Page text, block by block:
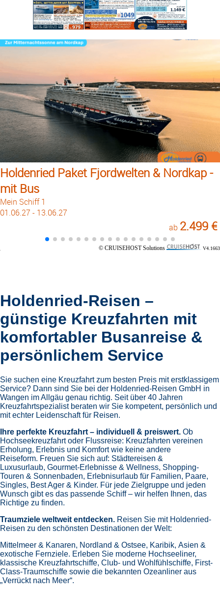
Holdenried Paket Fjordwelten & Nordkap -
mit Bus
Mein Schiff 1
01.06.27 - 13.06.27
ab 2.499 €
© CRUISEHOST Solutions V4.1663
Holdenried-Reisen –
günstige Kreuzfahrten mit
komfortabler Busanreise &
persönlichem Service
Sie suchen eine Kreuzfahrt zum besten Preis mit erstklassigem
Service? Dann sind Sie bei der Holdenried-Reisen GmbH in
Wangen im Allgäu genau richtig. Seit über 40 Jahren
Kreuzfahrtspezialist beraten wir Sie kompetent, persönlich und
mit echter Leidenschaft für Reisen.
Ihre perfekte Kreuzfahrt – individuell & preiswert. Ob
Hochseekreuzfahrt oder Flussreise: Kreuzfahrten vereinen
Erholung, Erlebnis und Komfort wie keine andere
Reiseform. Freuen Sie sich auf: Städtereisen &
Luxusurlaub, Gourmet-Erlebnisse & Wellness, Shopping-
Touren & Sonnenbaden, Erlebnisurlaub für Familien, Paare,
Singles, Best Ager & Kinder. Für jede Zielgruppe und jeden
Wunsch gibt es das passende Schiff – wir helfen Ihnen, das
Richtige zu finden.
Traumziele weltweit entdecken. Reisen Sie mit Holdenried-
Reisen zu den schönsten Destinationen der Welt:
Mittelmeer & Kanaren, Nordland & Ostsee, Karibik, Asien &
exotische Fernziele. Erleben Sie moderne Hochseeliner,
klassische Kreuzfahrtschiffe, Club- und Wohlfühlschiffe, First-
Class-Traumschiffe sowie die bekannten Ozeanliner aus
„Verrückt nach Meer“.